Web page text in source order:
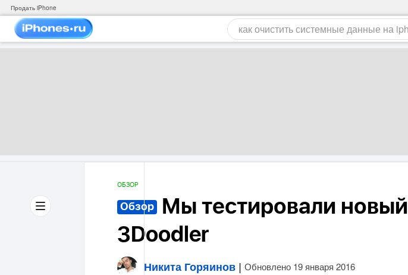
Продать iPhone
ОБЗОР
Обзор
Мы тестировали новый
3Doodler
Никита Горяинов | Обновлено 19 января 2016